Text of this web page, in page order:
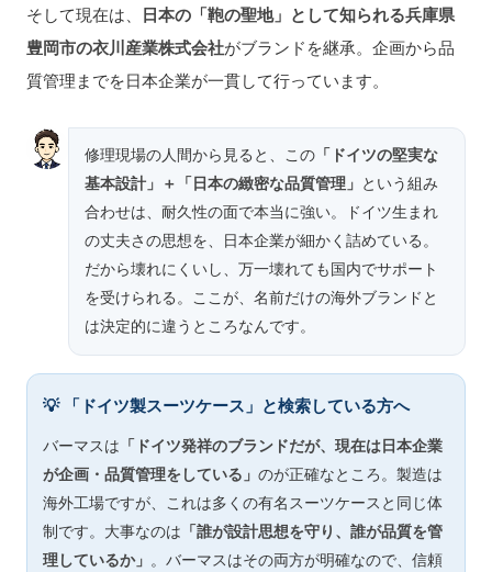
そして現在は、
日本の「鞄の聖地」として知られる兵庫県
豊岡市の衣川産業株式会社がブランドを継承。企画から品
質管理までを日本企業が一貫して行っています。
修理現場の人間から見ると、この 「ドイツの堅実な
基本設計」＋「日本の緻密な品質管理」 という組み
合わせは、耐久性の面で本当に強い。ドイツ生まれ
の丈夫さの思想を、日本企業が細かく詰めている。
だから壊れにくいし、万一壊れても国内でサポート
を受けられる。ここが、名前だけの海外ブランドと
は決定的に違うところなんです。
💡 「ドイツ製スーツケース」と検索している方へ
バーマスは 「ドイツ発祥のブランドだが、現在は日本企業
が企画・品質管理をしている」 のが正確なところ。製造は
海外工場ですが、これは多くの有名スーツケースと同じ体
制です。大事なのは 「誰が設計思想を守り、誰が品質を管
理しているか」 。バーマスはその両方が明確なので、信頼